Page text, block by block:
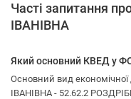
Часті запитання
ІВАНІВНА
Який основний КВЕД у
Основний вид
ІВАНІВНА - 52.62.2